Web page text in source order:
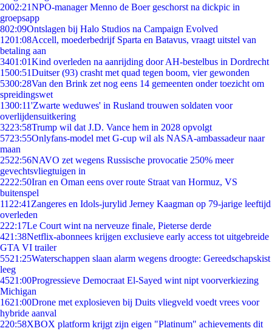
2002:21NPO-manager Menno de Boer geschorst na dickpic in
groepsapp
802:09Ontslagen bij Halo Studios na Campaign Evolved
1201:08Accell, moederbedrijf Sparta en Batavus, vraagt uitstel van
betaling aan
3401:01Kind overleden na aanrijding door AH-bestelbus in Dordrecht
1500:51Duitser (93) crasht met quad tegen boom, vier gewonden
5300:28Van den Brink zet nog eens 14 gemeenten onder toezicht om
spreidingswet
1300:11'Zwarte weduwes' in Rusland trouwen soldaten voor
overlijdensuitkering
3223:58Trump wil dat J.D. Vance hem in 2028 opvolgt
5723:55Onlyfans-model met G-cup wil als NASA-ambassadeur naar
maan
2522:56NAVO zet wegens Russische provocatie 250% meer
gevechtsvliegtuigen in
2222:50Iran en Oman eens over route Straat van Hormuz, VS
buitenspel
11 22:41 Zangeres en Idols-jurylid Jerney Kaagman op 79-jarige leeftijd
overleden
222:17Le Court wint na nerveuze finale, Pieterse derde
421:38Netflix-abonnees krijgen exclusieve early access tot uitgebreide
GTA VI trailer
5521:25Waterschappen slaan alarm wegens droogte: Gereedschapskist
leeg
4521:00Progressieve Democraat El-Sayed wint nipt voorverkiezing
Michigan
1621:00Drone met explosieven bij Duits vliegveld voedt vrees voor
hybride aanval
220:58XBOX platform krijgt zijn eigen "Platinum" achievements dit